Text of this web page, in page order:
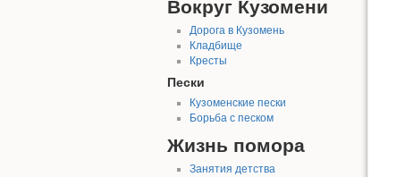
Вокруг Кузомени
Дорога в Кузомень
Кладбище
Кресты
Пески
Кузоменские пески
Борьба с песком
Жизнь помора
Занятия детства